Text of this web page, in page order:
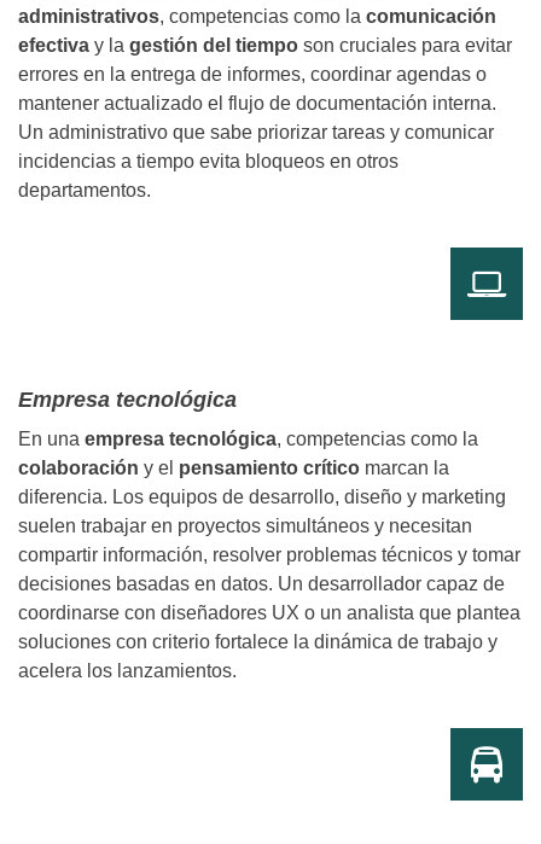
administrativos, competencias como la comunicación
efectiva y la gestión del tiempo son cruciales para evitar
errores en la entrega de informes, coordinar agendas o
mantener actualizado el flujo de documentación interna.
Un administrativo que sabe priorizar tareas y comunicar
incidencias a tiempo evita bloqueos en otros
departamentos.
Empresa tecnológica
En una empresa tecnológica, competencias como la
colaboración y el pensamiento crítico marcan la
diferencia. Los equipos de desarrollo, diseño y marketing
suelen trabajar en proyectos simultáneos y necesitan
compartir información, resolver problemas técnicos y tomar
decisiones basadas en datos. Un desarrollador capaz de
coordinarse con diseñadores UX o un analista que plantea
soluciones con criterio fortalece la dinámica de trabajo y
acelera los lanzamientos.